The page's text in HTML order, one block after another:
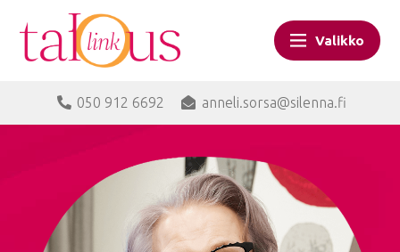
Valikko
050 912 6692 anneli.sorsa@silenna.fi